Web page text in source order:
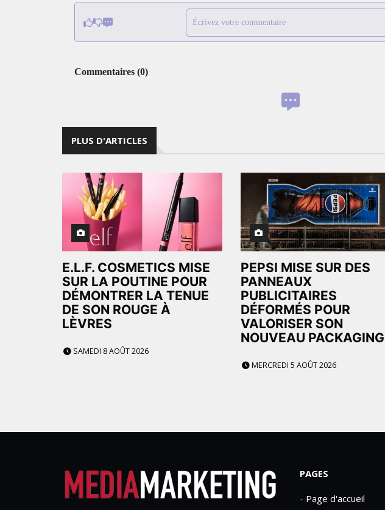
Écrivez votre commentaire
Commentaires (0)
PLUS D'ARTICLES
E.L.F. COSMETICS MISE
SUR LA POUTINE POUR
DÉMONTRER LA TENUE
DE SON ROUGE À
LÈVRES
SAMEDI 8 AOÛT 2026
PEPSI MISE SUR DES
PANNEAUX
PUBLICITAIRES
DÉFORMÉS POUR
VALORISER SON
NOUVEAU PACKAGING
MERCREDI 5 AOÛT 2026
PAGES
- Page d'accueil